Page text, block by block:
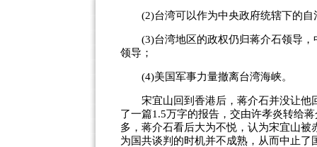
(2)台湾可以作为中央政府统辖下的自
(3)台湾地区的政权仍归蒋介石领导，
领导；
(4)美国军事力量撤离台湾海峡。
宋宜山回到香港后，蒋介石并没让他
了一篇1.5万字的报告，交由许孝炎转给
多，蒋介石看后大为不悦，认为宋宜山
为国共谈判的时机并不成熟，从而中止